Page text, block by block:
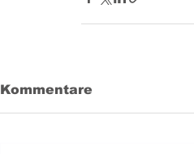
Kommentare